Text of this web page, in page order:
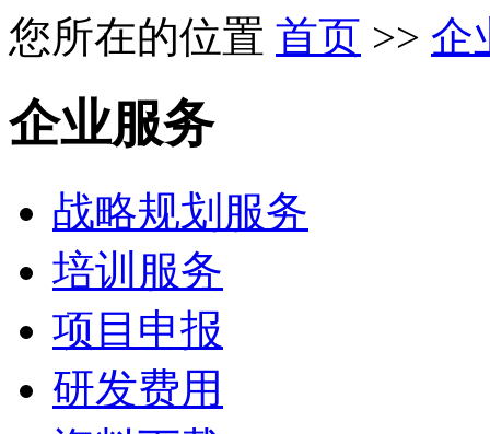
您所在的位置 首页 >> 企
企业服务
战略规划服务
培训服务
项目申报
研发费用